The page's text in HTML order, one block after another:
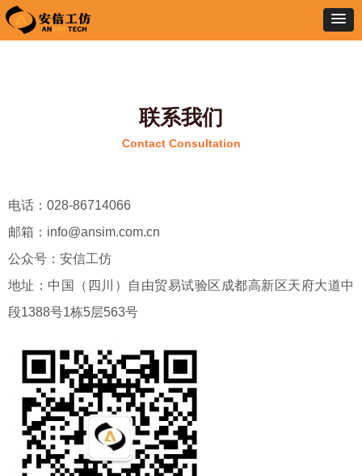
联系我们
Contact Consultation
电话：028-86714066
邮箱：info@ansim.com.cn
公众号：安信工仿
地址：中国（四川）自由贸易试验区成都高新区天府大道中
段1388号1栋5层563号